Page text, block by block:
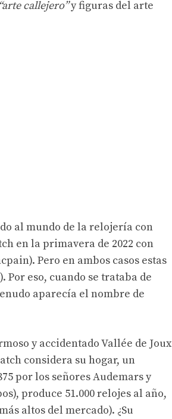
“arte callejero”y figuras del arte
al mundo de la relojería con
en la primavera de 2022 con
Pero en ambos casos estas
Por eso, cuando se trataba de
aparecía el nombre de
y accidentado Vallée de Joux
considera su hogar, un
por los señores Audemars y
produce 51.000 relojes al año,
altos del mercado). ¿Su